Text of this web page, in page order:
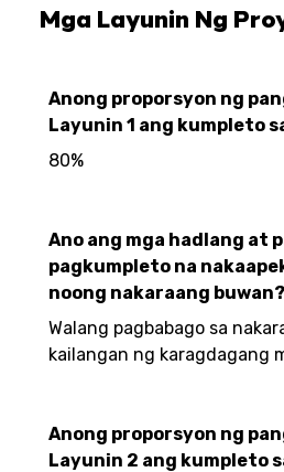
Mga Layunin Ng
Anong proporsyon ng
Layunin 1 ang kumpleto
80%
Ano ang mga hadlang at
pagkumpleto na
noong nakaraang buwan?
Walang pagbabago sa
kailangan ng karagdagang
Anong proporsyon ng
Layunin 2 ang kumpleto